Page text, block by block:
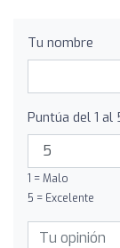
Tu nombre
Puntúa del 1
1 = Malo
5 = Excelente